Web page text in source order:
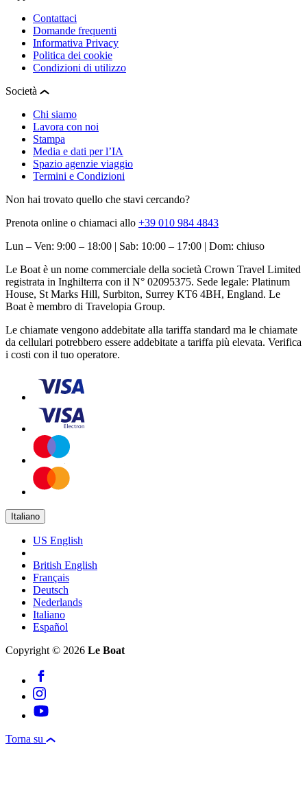
Contattaci
Domande frequenti
Informativa Privacy
Politica dei cookie
Condizioni di utilizzo
Società
Chi siamo
Lavora con noi
Stampa
Media e dati per l’IA
Spazio agenzie viaggio
Termini e Condizioni
Non hai trovato quello che stavi cercando?
Prenota online o chiamaci allo +39 010 984 4843
Lun – Ven: 9:00 – 18:00 | Sab: 10:00 – 17:00 | Dom: chiuso
Le Boat è un nome commerciale della società Crown Travel Limited
registrata in Inghilterra con il N° 02095375. Sede legale: Platinum
House, St Marks Hill, Surbiton, Surrey KT6 4BH, England. Le
Boat è membro di Travelopia Group.
Le chiamate vengono addebitate alla tariffa standard ma le chiamate
da cellulari potrebbero essere addebitate a tariffa più elevata. Verifica
i costi con il tuo operatore.
Italiano
US English
British English
Français
Deutsch
Nederlands
Italiano
Español
Copyright © 2026 Le Boat
Torna su